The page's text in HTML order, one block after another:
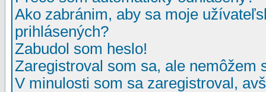
Ako zabránim, aby sa moje
prihlásených?
Zabudol som heslo!
Zaregistroval som sa, ale nemôžem
V minulosti som sa zaregistroval,